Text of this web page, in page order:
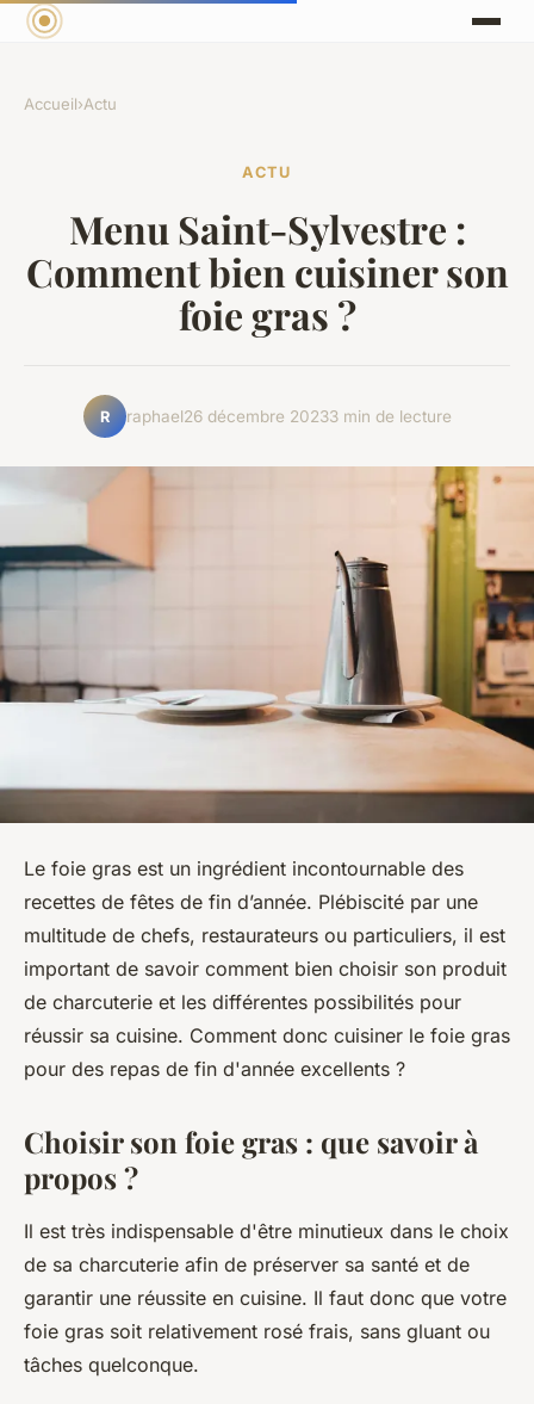
Accueil›Actu
ACTU
Menu Saint-Sylvestre :
Comment bien cuisiner son
foie gras ?
R raphael26 décembre 20233 min de lecture
Le foie gras est un ingrédient incontournable des
recettes de fêtes de fin d’année. Plébiscité par une
multitude de chefs, restaurateurs ou particuliers, il est
important de savoir comment bien choisir son produit
de charcuterie et les différentes possibilités pour
réussir sa cuisine. Comment donc cuisiner le foie gras
pour des repas de fin d'année excellents ?
Choisir son foie gras : que savoir à
propos ?
Il est très indispensable d'être minutieux dans le choix
de sa charcuterie afin de préserver sa santé et de
garantir une réussite en cuisine. Il faut donc que votre
foie gras soit relativement rosé frais, sans gluant ou
tâches quelconque.